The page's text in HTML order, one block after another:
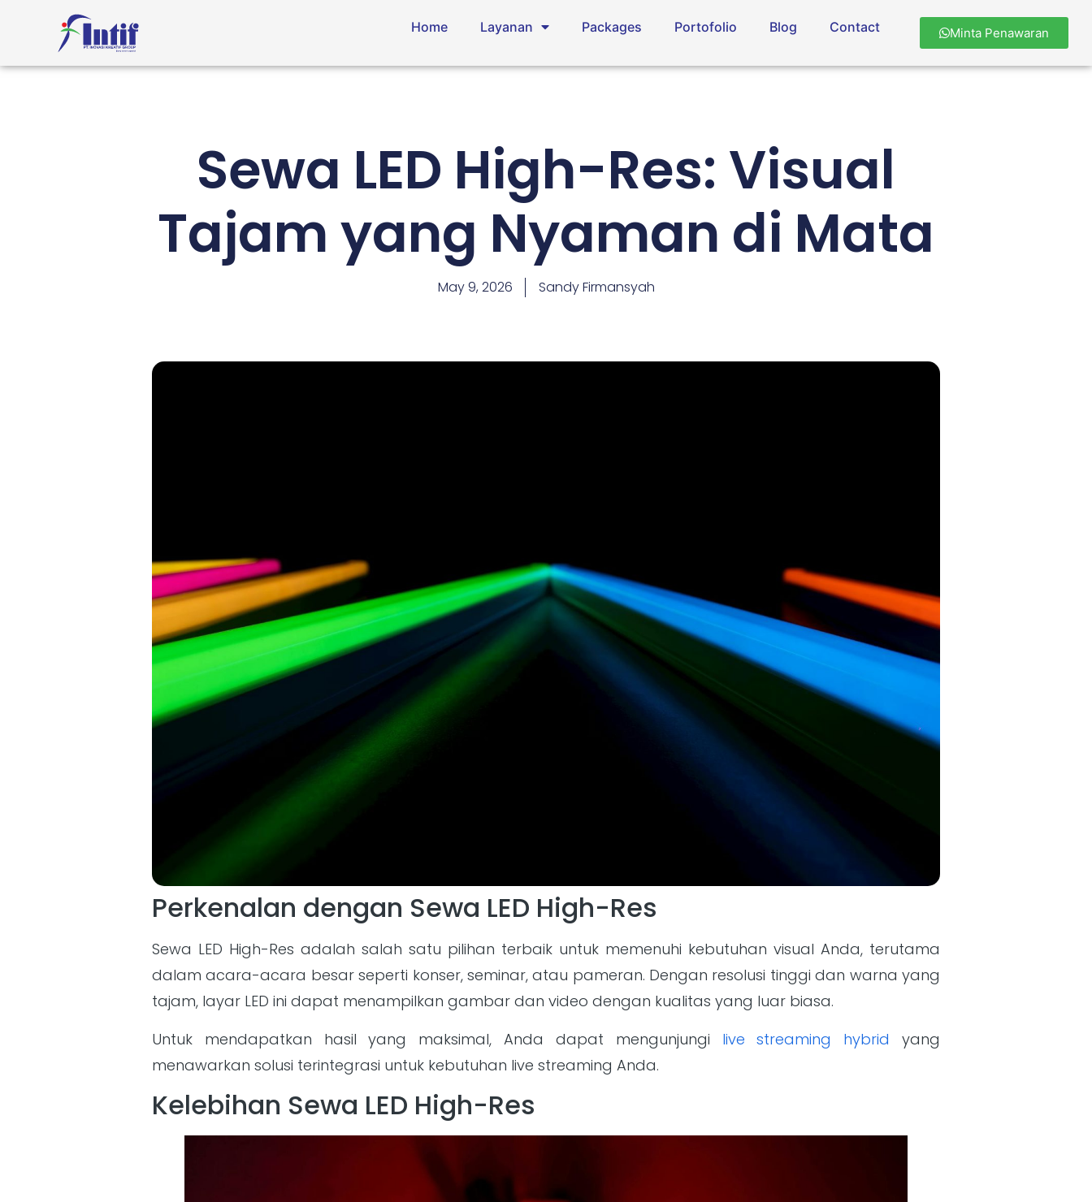
Home Layanan Packages Portofolio Blog Contact Minta Penawaran
Sewa LED High-Res: Visual
Tajam yang Nyaman di Mata
May 9, 2026 Sandy Firmansyah
Perkenalan dengan Sewa LED High-Res
Sewa LED High-Res adalah salah satu pilihan terbaik untuk memenuhi kebutuhan visual Anda, terutama
dalam acara-acara besar seperti konser, seminar, atau pameran. Dengan resolusi tinggi dan warna yang
tajam, layar LED ini dapat menampilkan gambar dan video dengan kualitas yang luar biasa.
Untuk mendapatkan hasil yang maksimal, Anda dapat mengunjungi live streaming hybrid yang
menawarkan solusi terintegrasi untuk kebutuhan live streaming Anda.
Kelebihan Sewa LED High-Res